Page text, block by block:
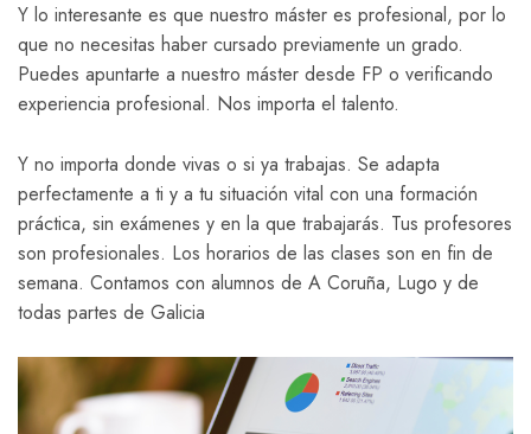
Y lo interesante es que nuestro máster es profesional, por lo
que no necesitas haber cursado previamente un grado.
Puedes apuntarte a nuestro máster desde FP o verificando
experiencia profesional. Nos importa el talento.
Y no importa donde vivas o si ya trabajas. Se adapta
perfectamente a ti y a tu situación vital con una formación
práctica, sin exámenes y en la que trabajarás. Tus profesores
son profesionales. Los horarios de las clases son en fin de
semana. Contamos con alumnos de A Coruña, Lugo y de
todas partes de Galicia